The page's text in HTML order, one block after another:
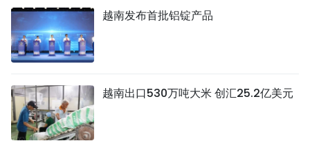
越南发布首批铝锭产品
越南出口530万吨大米 创汇25.2亿美元